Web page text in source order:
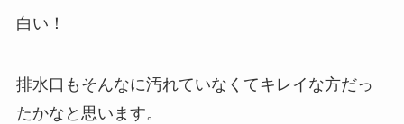
白い！
排水口もそんなに汚れていなくてキレイな方だっ
たかなと思います。